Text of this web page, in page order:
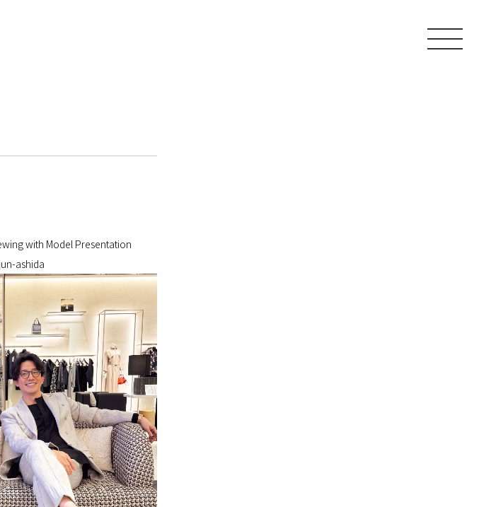
with Model Presentation
ashida